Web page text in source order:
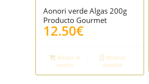
5.00
Aonori verde Algas 200g
Producto Gourmet
12.50€
Añadir al
carrito
Mostrar
detalles